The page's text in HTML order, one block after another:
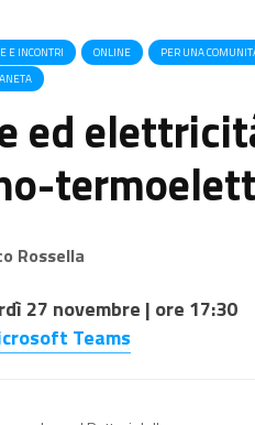
E INCONTRI ONLINE PER UNA
ed
Rossella
27 novembre | ore 17:30
Teams